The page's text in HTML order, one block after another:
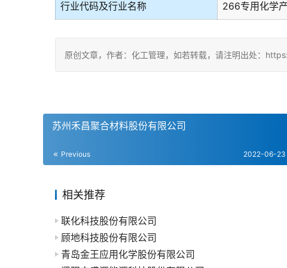
行业代码及行业名称 266专用化学
原创文章，作者：化工管理，如若转载，请注明出处：
苏州禾昌聚合材料股份有限公司
Previous 2022-06-23
相关推荐
联化科技股份有限公司
顾地科技股份有限公司
青岛金王应用化学股份有限公司